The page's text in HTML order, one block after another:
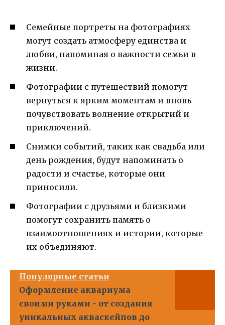
Семейные портреты на фотографиях
могут создать атмосферу единства и
любви, напоминая о важности семьи в
жизни.
Фотографии с путешествий помогут
вернуться к ярким моментам и вновь
почувствовать волнение открытий и
приключений.
Снимки событий, таких как свадьба или
день рождения, будут напоминать о
радости и счастье, которые они
приносили.
Фотографии с друзьями и близкими
помогут сохранить память о
взаимоотношениях и истории, которые
их объединяют.
Популярные статьи
Оформление аквариума
своими руками - от создания
уникальных акваскейпов до